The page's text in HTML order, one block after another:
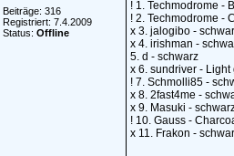
Beiträge: 316
Registriert: 7.4.2009
Status: Offline
! 1. Techmodrome -
! 2. Techmodrome -
x 3. jalogibo -
x 4. irishman -
5. d - schwarz
x 6. sundriver - Light
! 7. Schmolli85 -
x 8. 2fast4me -
x 9. Masuki -
! 10. Gauss -
x 11. Frakon -